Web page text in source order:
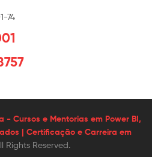
74
- Cursos e Mentorias em Power BI,
| Certificação e Carreira em
Rights Reserved.